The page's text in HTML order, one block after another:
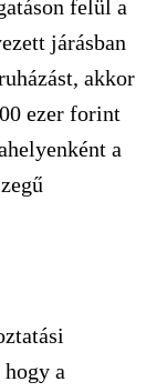
felül a
járásban
akkor
ezer forint
a
a